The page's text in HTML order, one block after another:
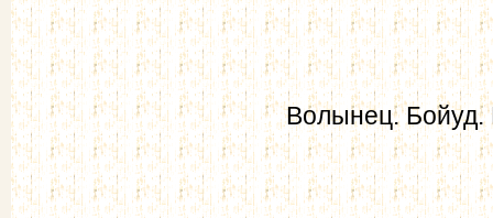
Волынец. Бойуд.